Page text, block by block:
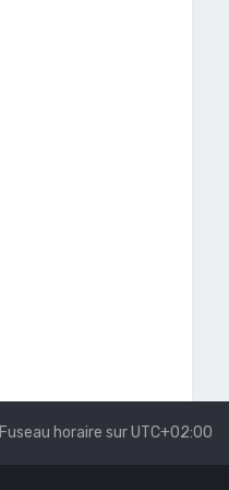
Fuseau horaire surUTC+02:00